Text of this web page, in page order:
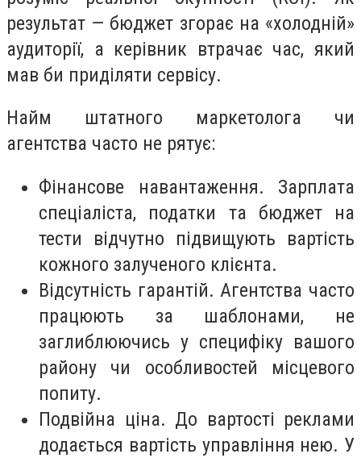
результат — бюджет згорає на «холодній»
аудиторії, а керівник втрачає час, який
мав би приділяти сервісу.
Найм штатного маркетолога чи
агентства часто не рятує:
Фінансове навантаження. Зарплата
спеціаліста, податки та бюджет на
тести відчутно підвищують вартість
кожного залученого клієнта.
Відсутність гарантій. Агентства часто
працюють за шаблонами, не
заглиблюючись у специфіку вашого
району чи особливостей місцевого
попиту.
Подвійна ціна. До вартості реклами
додається вартість управління нею. У